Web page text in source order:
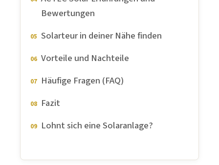
Bewertungen
Solarteur in deiner Nähe finden
Vorteile und Nachteile
Häufige Fragen (FAQ)
Fazit
Lohnt sich eine Solaranlage?